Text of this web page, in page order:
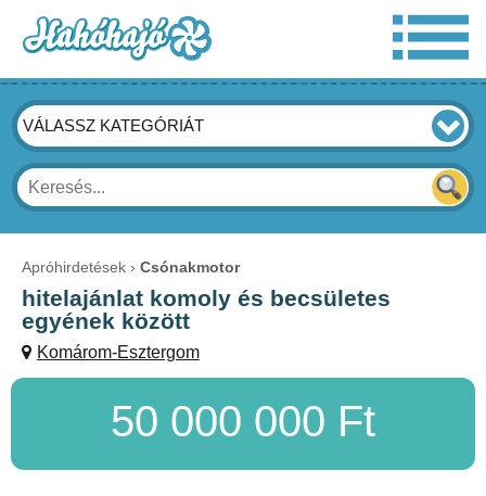
VÁLASSZ KATEGÓRIÁT
Apróhirdetések Csónakmotor
hitelajánlat komoly és becsületes
egyének között
Komárom-Esztergom
50 000 000 Ft